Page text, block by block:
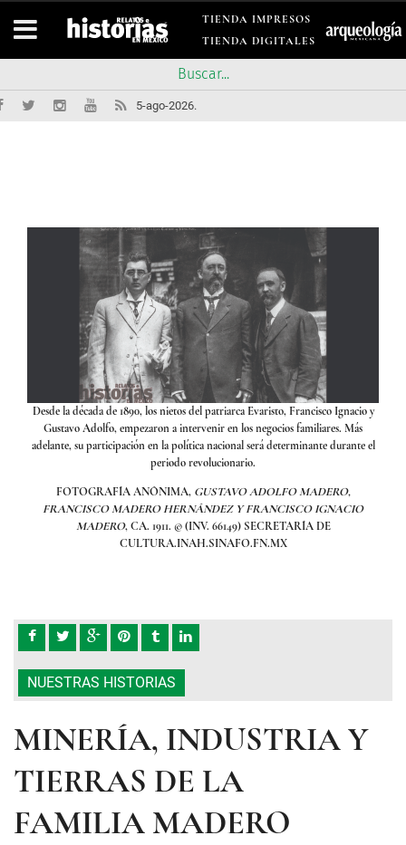
TIENDA IMPRESOS
TIENDA DIGITALES
5-ago-2026.
Desde la década de 1890, los nietos del patriarca Evaristo, Francisco Ignacio y
Gustavo Adolfo, empezaron a intervenir en los negocios familiares. Más
adelante, su participación en la política nacional será determinante durante el
periodo revolucionario.
FOTOGRAFÍA ANÓNIMA, GUSTAVO ADOLFO MADERO,
FRANCISCO MADERO HERNÁNDEZ Y FRANCISCO IGNACIO
MADERO, CA. 1911. © (INV. 66149) SECRETARÍA DE
CULTURA.INAH.SINAFO.FN.MX
NUESTRAS HISTORIAS
MINERÍA, INDUSTRIA Y
TIERRAS DE LA
FAMILIA MADERO